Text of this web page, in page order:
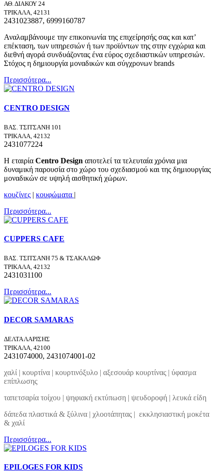
ΑΘ. ΔΙΑΚΟΥ 24
ΤΡΙΚΑΛΑ, 42131
2431023887, 6999160787
Αναλαμβάνουμε την επικοινωνία της επιχείρησής σας και κατ’
επέκταση, των υπηρεσιών ή των προϊόντων της στην εγχώρια και
διεθνή αγορά συνδυάζοντας ένα εύρος σχεδιαστικών υπηρεσιών.
Στόχος η δημιουργία μοναδικών και σύγχρονων brands
Περισσότερα...
CENTRO DESIGN
ΒΑΣ. ΤΣΙΤΣΑΝΗ 101
ΤΡΙΚΑΛΑ, 42132
2431077224
Η εταιρία Centro Design αποτελεί τα τελευταία χρόνια μια
δυναμική παρουσία στο χώρο του σχεδιασμού και της δημιουργίας
μοναδικών σε υψηλή αισθητική χώρων.
κουζίνες | κουφώματα |
Περισσότερα...
CUPPERS CAFE
ΒΑΣ. ΤΣΙΤΣΑΝΗ 75 & ΤΣΑΚΑΛΩΦ
ΤΡΙΚΑΛΑ, 42132
2431031100
Περισσότερα...
DECOR SAMARAS
ΔΕΛΤΑ ΛΑΡΙΣΗΣ
ΤΡΙΚΑΛΑ, 42100
2431074000, 2431074001-02
χαλί | κουρτίνα | κουρτινόξυλο | αξεσουάρ κουρτίνας | ύφασμα
επίπλωσης
ταπετσαρία τοίχου | ψηφιακή εκτύπωση | ψευδοροφή | λευκά είδη
δάπεδα πλαστικά & ξύλινα | χλοοτάπητας | εκκλησιαστική μοκέτα
& χαλί
Περισσότερα...
EPILOGES FOR KIDS